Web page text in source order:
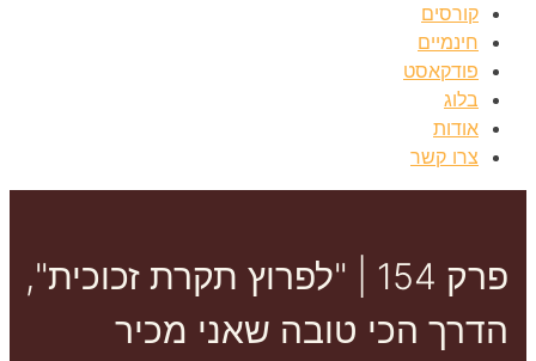
קורסים
חינמיים
פודקאסט
בלוג
אודות
צרו קשר
פרק 154 | "לפרוץ תקרת זכוכית",
הדרך הכי טובה שאני מכיר